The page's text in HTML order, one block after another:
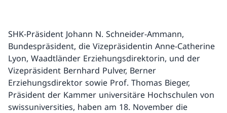
SHK-Präsident Johann N. Schneider-Ammann,
Bundespräsident, die Vizepräsidentin Anne-Catherine
Lyon, Waadtländer Erziehungsdirektorin, und der
Vizepräsident Bernhard Pulver, Berner
Erziehungsdirektor sowie Prof. Thomas Bieger,
Präsident der Kammer universitäre Hochschulen von
swissuniversities, haben am 18. November die